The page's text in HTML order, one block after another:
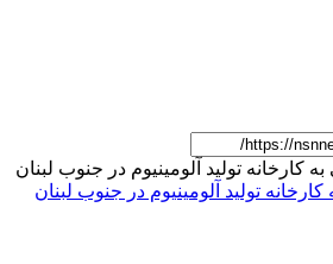
تولید آلومینیوم در جنوب لبنان